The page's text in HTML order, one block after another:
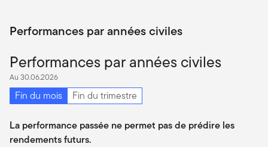
Performances par années civiles
Performances par années civiles
Au 30.06.2026
Fin du mois Fin du trimestre
La performance passée ne permet pas de prédire les
rendements futurs.